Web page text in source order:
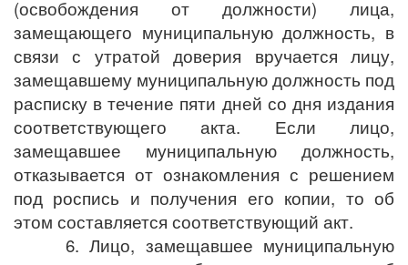
(освобождения от должности) лица,
замещающего муниципальную должность, в
связи с утратой доверия вручается лицу,
замещавшему муниципальную должность под
расписку в течение пяти дней со дня издания
соответствующего акта. Если лицо,
замещавшее муниципальную должность,
отказывается от ознакомления с решением
под роспись и получения его копии, то об
этом составляется соответствующий акт.
6. Лицо, замещавшее муниципальную